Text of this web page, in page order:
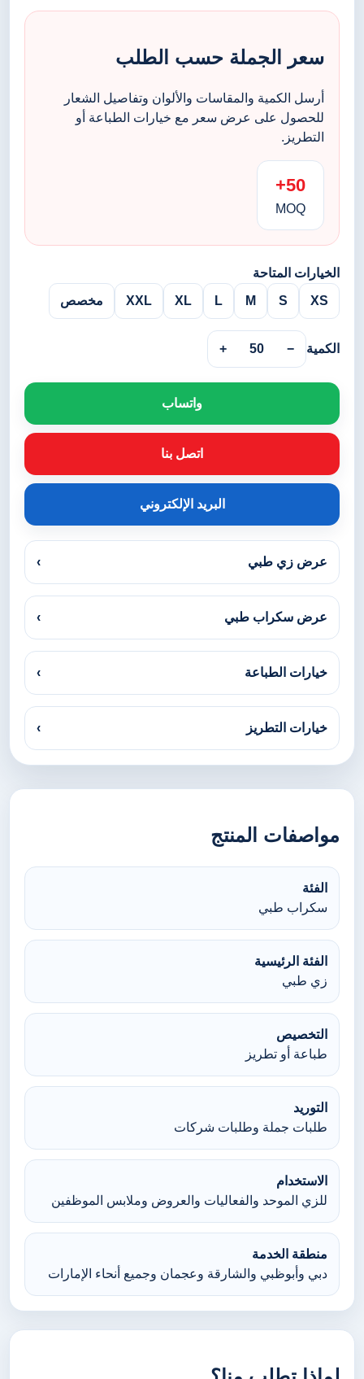
سعر الجملة حسب الطلب
أرسل الكمية والمقاسات والألوان وتفاصيل الشعار
للحصول على عرض سعر مع خيارات الطباعة أو
التطريز.
50+
MOQ
الخيارات المتاحة
XS
S
M
L
XL
XXL مخصص
الكمية −
50
+
واتساب
اتصل بنا
البريد الإلكتروني
عرض زي طبي ›
عرض سكراب طبي ›
خيارات الطباعة ›
خيارات التطريز ›
مواصفات المنتج
الفئة
سكراب طبي
الفئة الرئيسية
زي طبي
التخصيص
طباعة أو تطريز
التوريد
طلبات جملة وطلبات شركات
الاستخدام
للزي الموحد والفعاليات والعروض وملابس الموظفين
منطقة الخدمة
دبي وأبوظبي والشارقة وعجمان وجميع أنحاء الإمارات